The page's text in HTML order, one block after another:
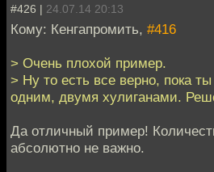
#426 | 24.07.14 20:13
Кому: Кенгапромить, #416
> Очень плохой пример.
> Ну то есть все верно, пока
одним, двумя хулиганами.
Да отличный пример!
абсолютно не важно.